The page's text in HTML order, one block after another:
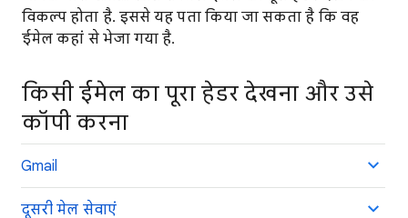
विकल्प होता है. इससे यह पता किया जा सकता है कि वह
ईमेल कहां से भेजा गया है.
किसी ईमेल का पूरा हेडर देखना और उसे
कॉपी करना
Gmail
दूसरी मेल सेवाएं